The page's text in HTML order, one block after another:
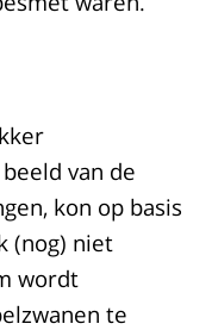
van de
kon op basis
(nog) niet
wordt
te